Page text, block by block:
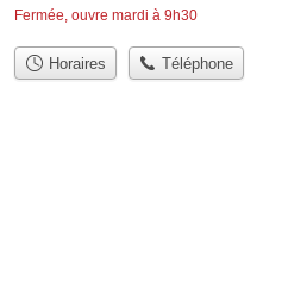
Fermée, ouvre mardi à 9h30
Horaires Téléphone